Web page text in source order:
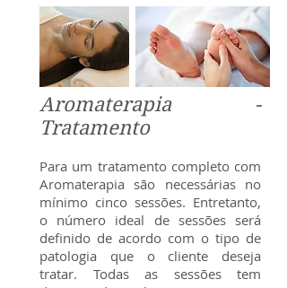
Aromaterapia -
Tratamento
Para um tratamento completo com
Aromaterapia são necessárias no
mínimo cinco sessões. Entretanto,
o número ideal de sessões será
definido de acordo com o tipo de
patologia que o cliente deseja
tratar. Todas as sessões tem